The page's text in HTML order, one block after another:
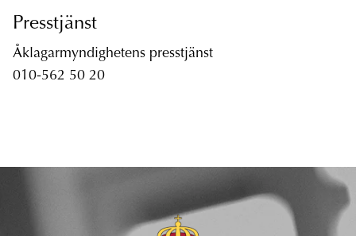
Presstjänst
Åklagarmyndighetens presstjänst
010-562 50 20